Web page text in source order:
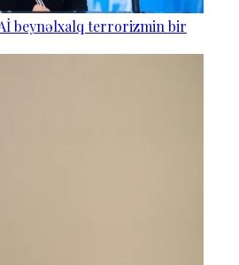
beynəlxalq terrorizmin bir